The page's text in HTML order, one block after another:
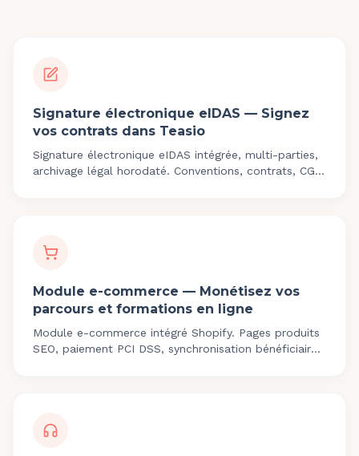
Signature électronique eIDAS — Signez
vos contrats dans Teasio
Signature électronique eIDAS intégrée, multi-parties,
archivage légal horodaté. Conventions, contrats, CGU
Module e-commerce — Monétisez vos
parcours et formations en ligne
Module e-commerce intégré Shopify. Pages produits
SEO, paiement PCI DSS, synchronisation bénéficiaire,